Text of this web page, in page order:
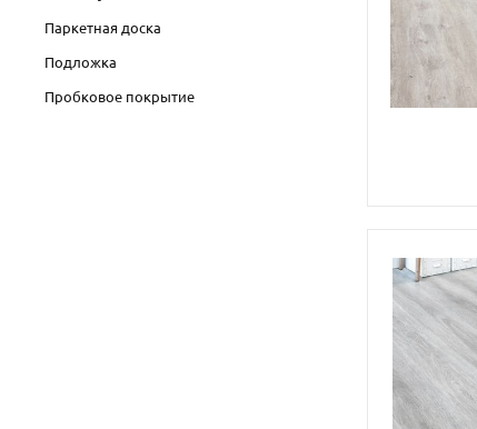
Паркетная доска
Подложка
Пробковое покрытие